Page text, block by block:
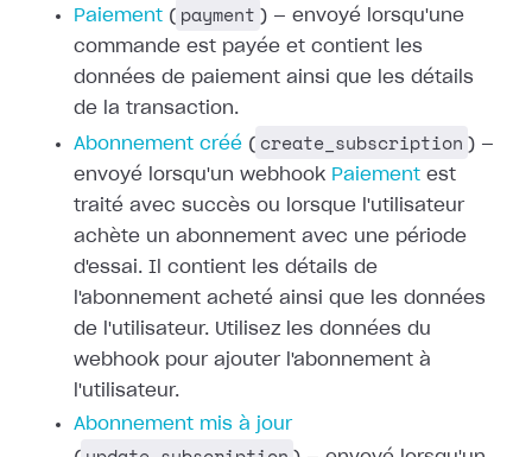
Paiement ( payment ) — envoyé lorsqu'une
commande est payée et contient les
données de paiement ainsi que les détails
de la transaction.
Abonnement créé ( create_subscription ) —
envoyé lorsqu'un webhook Paiement est
traité avec succès ou
lorsque l'utilisateur
achète un abonnement avec une période
d'essai. Il contient les détails de
l'abonnement acheté ainsi que les données
de l'utilisateur. Utilisez les données du
webhook pour ajouter l'abonnement à
l'utilisateur.
Abonnement mis à jour